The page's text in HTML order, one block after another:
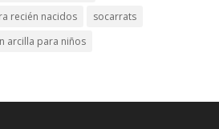
recién nacidos
socarrats
arcilla para niños